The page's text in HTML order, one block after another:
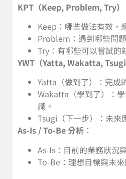
KPT（Keep, Problem, Try）
Keep：哪些做法有效，
Problem：遇到哪些問
Try：有哪些可以嘗試的
YWT（Yatta, Wakatta, Tsugi
Yatta（做到了）：完成
Wakatta（學到了）：
識。
Tsugi（下一步）：未來
As-Is / To-Be 分析 ：
As-Is：目前的業務狀況
To-Be：理想目標與未來